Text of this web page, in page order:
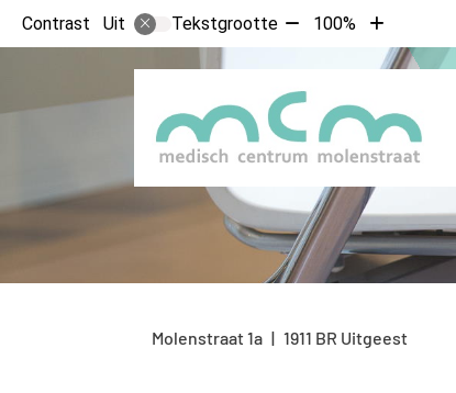
Contrast Uit Tekstgrootte Tekst
10%
100%
Tekst
vergroten
met
Molenstraat1a 1911 BR Uitgeest